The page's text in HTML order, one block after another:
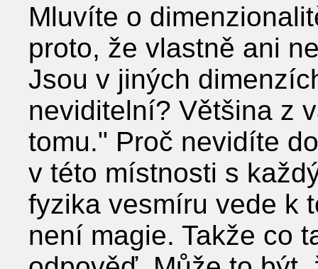
Mluvíte o
proto, že vlastně ani
Jsou v jiných
neviditelní? Většina z
tomu." Proč nevidíte
v této místnosti s
fyzika vesmíru vede k
není magie. Takže co